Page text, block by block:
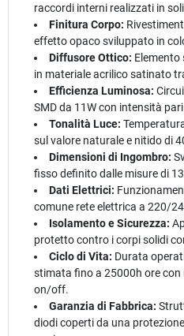
raccordi interni realizzati in
Finitura Corpo:
effetto opaco sviluppato in
Diffusore Ottico:
in materiale acrilico satinato
Efficienza Luminosa:
SMD da 11W con intensità
Tonalità Luce:
sul valore naturale e nitido di
Dimensioni di Ingombro:
fisso definito dalle misure di
Dati Elettrici:
comune rete elettrica a 220/
Isolamento e Sicurezza:
protetto contro i corpi solidi
Ciclo di Vita: Durata
stimata fino a 25000h ore con
on/off.
Garanzia di Fabbrica:
diodi coperti da una